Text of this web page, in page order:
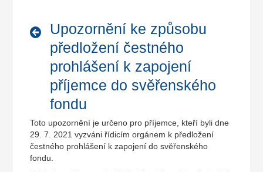
Upozornění ke způsobu
předložení čestného
prohlášení k zapojení
příjemce do svěřenského
fondu
Toto upozornění je určeno pro příjemce, kteří byli dne
29. 7. 2021 vyzváni řídicím orgánem k předložení
čestného prohlášení k zapojení do svěřenského
fondu.